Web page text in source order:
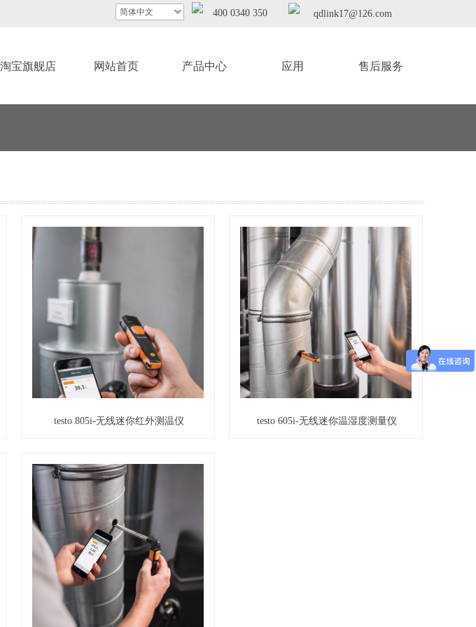
简体中文 qdlink17@126.com
400 0340 350
淘宝旗舰店 网站首页 产品中心 应用 售后服务
testo 805i-无线迷你红外测温仪 testo 605i-无线迷你温湿度测量仪